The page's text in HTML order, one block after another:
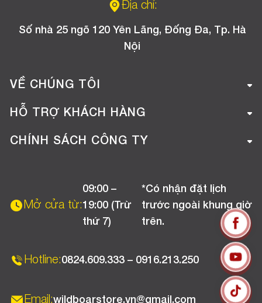
Địa chỉ:
Số nhà 25 ngõ 120 Yên Lãng, Đống Đa, Tp. Hà
Nội
VỀ CHÚNG TÔI
Giới thiệu công ty
Tuyển dụng
HỖ TRỢ KHÁCH HÀNG
Hướng dẫn mua hàng online
Chương trình khuyến mãi
CHÍNH SÁCH CÔNG TY
Chính sách bảo hành
Mở cửa từ:
09:00 –
19:00 (Trừ
thứ 7)
*Có nhận đặt lịch
trước ngoài khung giờ
trên.
Hotline:0824.609.333 – 0916.213.250
Email:wildboarstore.vn@gmail.com